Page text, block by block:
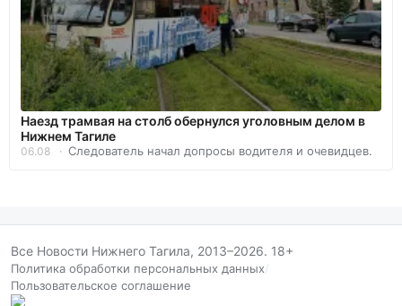
Наезд трамвая на столб обернулся уголовным делом в
Нижнем Тагиле
06.08 Следователь начал допросы водителя и очевидцев.
Все Новости Нижнего Тагила, 2013–2026. 18+
Политика обработки персональных данных/
Пользовательское соглашение